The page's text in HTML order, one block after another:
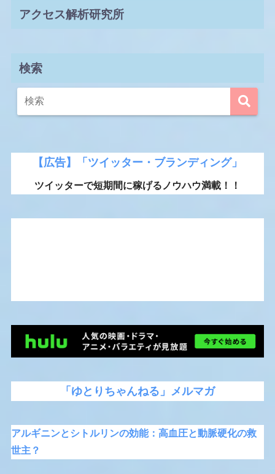
アクセス解析研究所
検索
【広告】「ツイッター・ブランディング」
ツイッターで短期間に稼げるノウハウ満載！！
「ゆとりちゃんねる」メルマガ
アルギニンとシトルリンの効能：高血圧と動脈硬化の救
世主？